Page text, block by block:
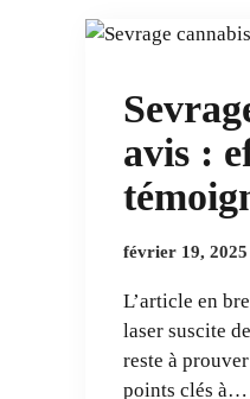
avis :
février 19, 2025
L’article en
laser suscite
reste à
points clés à…